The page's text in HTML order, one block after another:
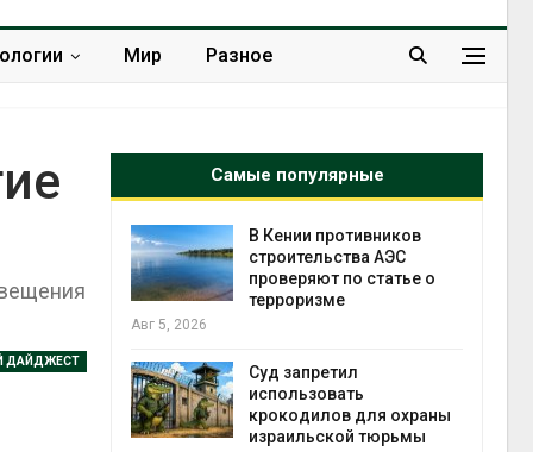
Мир Разное
ДАЙДЖЕСТ
Самые популярные
в
В Кении противников
строительства АЭС
проверяют по статье о
терроризме
Авг 5, 2026
Суд запретил
использовать
крокодилов для охраны
израильской тюрьмы